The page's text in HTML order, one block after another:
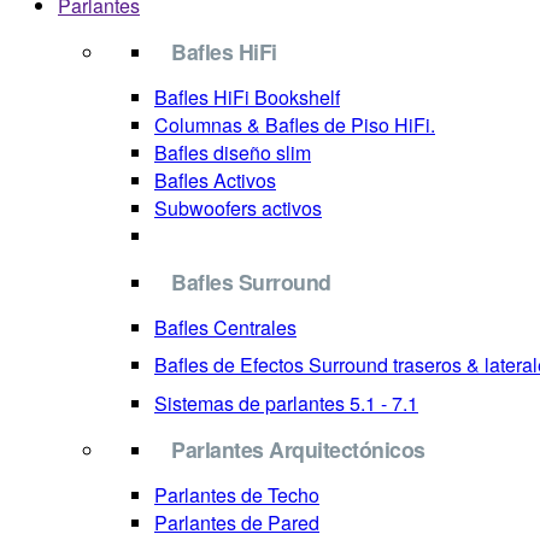
Bafles HiFi
Bafles HiFi Bookshelf
Columnas & Bafles de Piso HiFi.
Bafles diseño slim
Bafles Activos
Subwoofers activos
Bafles Surround
Bafles Centrales
Bafles de Efectos Surround traseros &
Sistemas de parlantes 5.1 - 7.1
Parlantes Arquitectónicos
Parlantes de Techo
Parlantes de Pared